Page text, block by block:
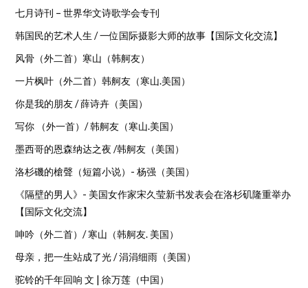
七月诗刊 – 世界华文诗歌学会专刊
韩国民的艺术人生 / 一位国际摄影大师的故事【国际文化交流】
风骨（外二首）寒山（韩舸友）
一片枫叶（外二首）韩舸友（寒山.美国）
你是我的朋友 / 薛诗卉（美国）
写你 （外一首）/ 韩舸友（寒山.美国）
墨西哥的恩森纳达之夜 /韩舸友（美国）
洛杉磯的槍聲（短篇小说）- 杨强（美国）
《隔壁的男人》- 美国女作家宋久莹新书发表会在洛杉矶隆重举办
【国际文化交流】
呻吟（外二首）/ 寒山（韩舸友. 美国）
母亲，把一生站成了光 / 涓涓细雨（美国）
驼铃的千年回响 文 | 徐万莲（中国）